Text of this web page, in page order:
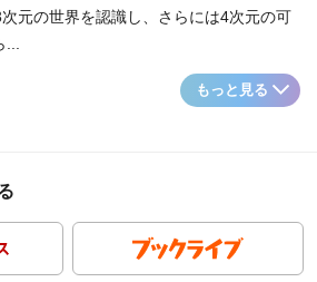
元の世界を認識し、さらには4次元の可
もっと見る